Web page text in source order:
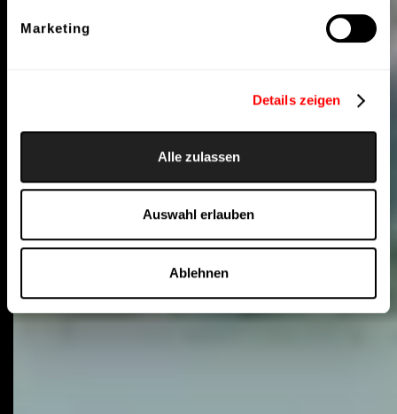
Marketing
Details zeigen
Alle zulassen
Auswahl erlauben
Ablehnen